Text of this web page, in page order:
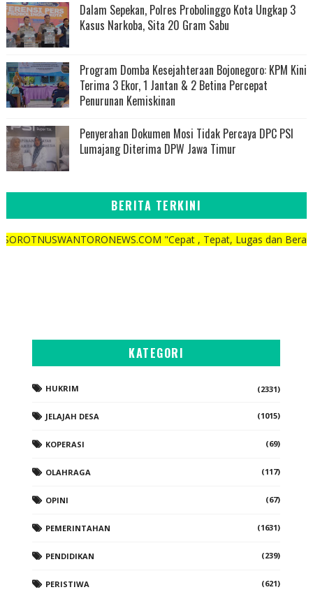
Dalam Sepekan, Polres Probolinggo Kota Ungkap 3
Kasus Narkoba, Sita 20 Gram Sabu
Program Domba Kesejahteraan Bojonegoro: KPM Kini
Terima 3 Ekor, 1 Jantan & 2 Betina Percepat
Penurunan Kemiskinan
Penyerahan Dokumen Mosi Tidak Percaya DPC PSI
Lumajang Diterima DPW Jawa Timur
BERITA TERKINI
"Cepat , Tepat, Lugas dan Berani"
KATEGORI
HUKRIM (2331)
JELAJAH DESA (1015)
KOPERASI (69)
OLAHRAGA (117)
OPINI (67)
PEMERINTAHAN (1631)
PENDIDIKAN (239)
PERISTIWA (621)